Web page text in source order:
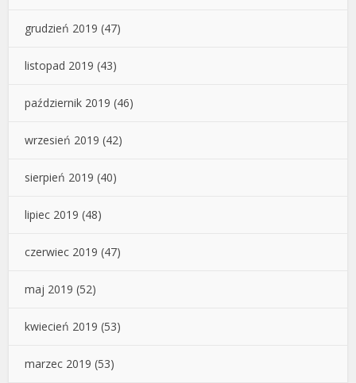
grudzień 2019 (47)
listopad 2019 (43)
październik 2019 (46)
wrzesień 2019 (42)
sierpień 2019 (40)
lipiec 2019 (48)
czerwiec 2019 (47)
maj 2019 (52)
kwiecień 2019 (53)
marzec 2019 (53)